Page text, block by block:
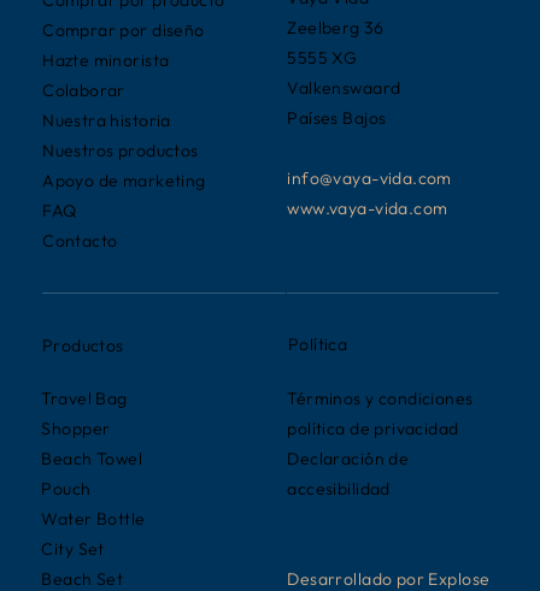
Zeelberg 36
5555 XG
Valkenswaard
Países Bajos
info@vaya-vida.com
www.vaya-vida.com
Comprar por diseño
Hazte minorista
Colaborar
Nuestra historia
Nuestros productos
Apoyo de marketing
FAQ
Contacto
Productos
Travel Bag
Shopper
Beach Towel
Pouch
Water Bottle
City Set
Beach Set
Política
Términos y condiciones
política de privacidad
Declaración de
accesibilidad
Desarrollado por Explose